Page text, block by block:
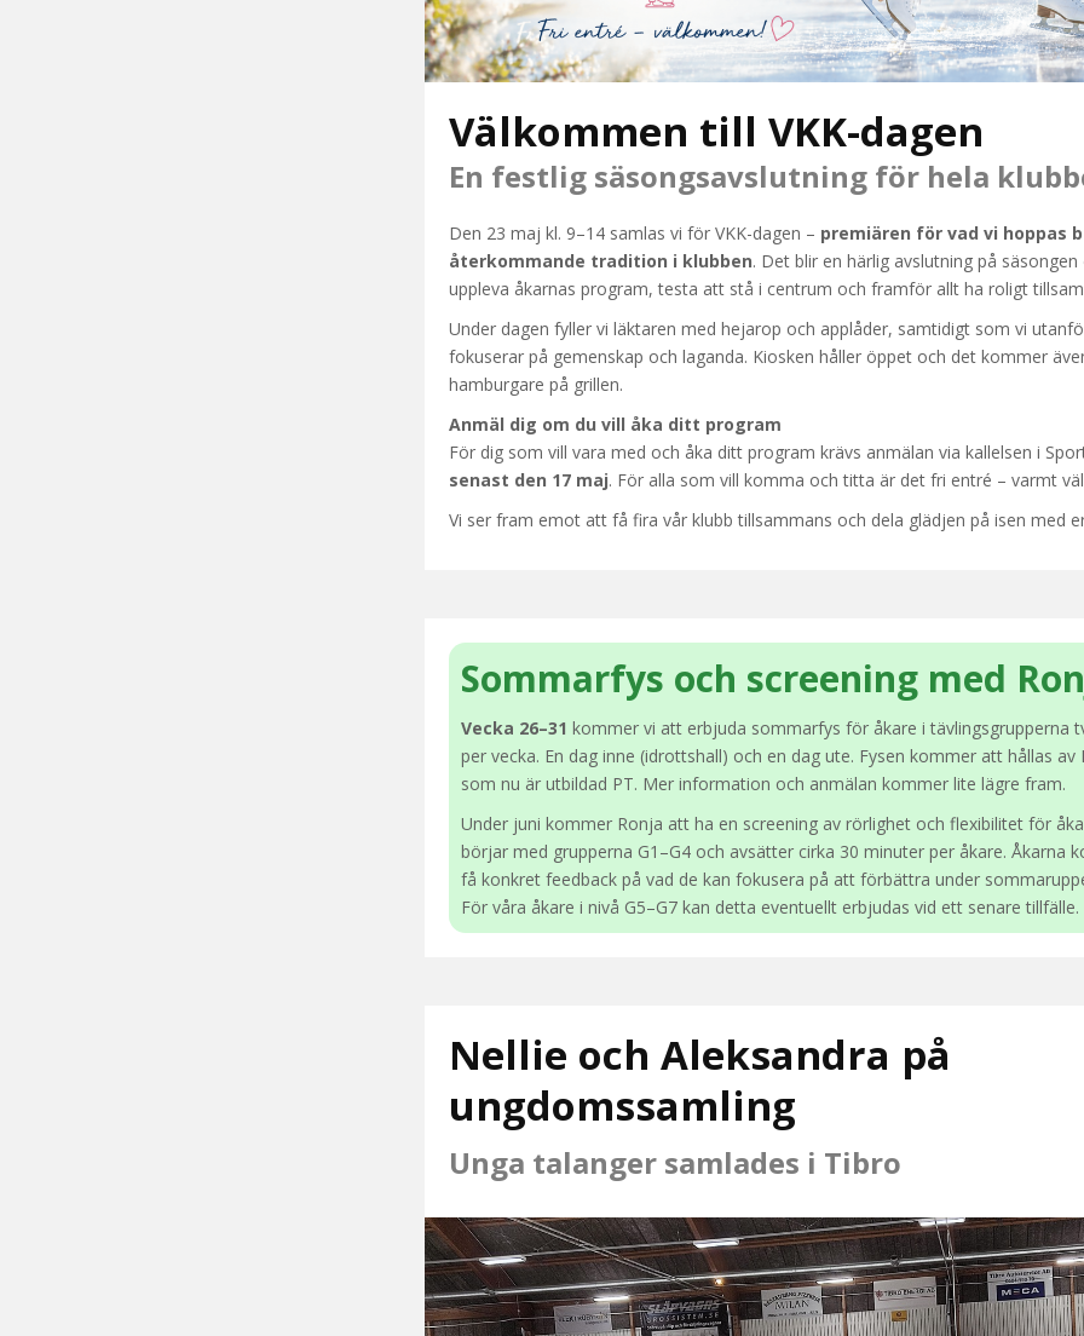
Välkommen till VKK-dagen
En festlig säsongsavslutning för hela
Den 23 maj kl. 9–14 samlas vi för VKK-dagen – premiären för vad vi hoppas
återkommande tradition i klubben. Det blir en härlig avslutning på
uppleva åkarnas program, testa att stå i centrum och framför allt ha roligt
Under dagen fyller vi läktaren med hejarop och applåder, samtidigt som vi
fokuserar på gemenskap och laganda. Kiosken håller öppet och det kommer
hamburgare på grillen.
Anmäl dig om du vill åka ditt program
För dig som vill vara med och åka ditt program krävs anmälan via kallelsen i
senast den 17 maj. För alla som vill komma och titta är det fri entré – varmt
Vi ser fram emot att få fira vår klubb tillsammans och dela glädjen på isen med
Sommarfys och screening med
Vecka 26–31 kommer vi att erbjuda sommarfys för åkare i tävlingsgrupperna
per vecka. En dag inne (idrottshall) och en dag ute. Fysen kommer att hållas av
som nu är utbildad PT. Mer information och anmälan kommer lite lägre fram.
Under juni kommer Ronja att ha en screening av rörlighet och flexibilitet för
börjar med grupperna G1–G4 och avsätter cirka 30 minuter per åkare. Åkarna
få konkret feedback på vad de kan fokusera på att förbättra under
För våra åkare i nivå G5–G7 kan detta eventuellt erbjudas vid ett senare tillfälle.
Nellie och Aleksandra på
ungdomssamling
Unga talanger samlades i Tibro